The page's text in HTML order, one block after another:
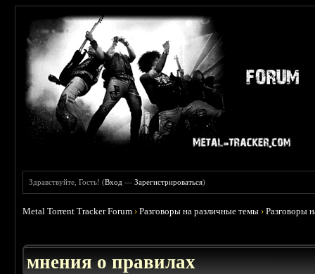
Здравствуйте, Гость! (Вход —Зарегистрироваться)
Metal Torrent Tracker Forum ›Разговоры на различные темы ›Разговоры
мнения о правилах